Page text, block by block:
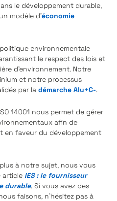
le développement durable,
modèle d'économie
environnementale
le respect des lois et
d'environnement. Notre
et notre processus
par la démarche Alu+C-.
14001 nous permet de gérer
afin de
en faveur du développement
à notre sujet, nous vous
article IES : le fournisseur
durable. Si vous avez des
faisons, n'hésitez pas à